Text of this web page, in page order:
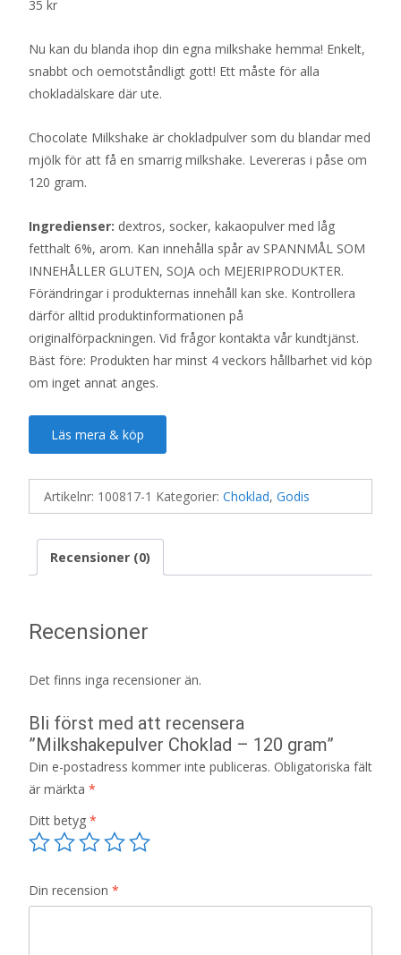
35 kr
Nu kan du blanda ihop din egna milkshake hemma! Enkelt,
snabbt och oemotståndligt gott! Ett måste för alla
chokladälskare där ute.
Chocolate Milkshake är chokladpulver som du blandar med
mjölk för att få en smarrig milkshake. Levereras i påse om
120 gram.
Ingredienser: dextros, socker, kakaopulver med låg
fetthalt 6%, arom. Kan innehålla spår av SPANNMÅL SOM
INNEHÅLLER GLUTEN, SOJA och MEJERIPRODUKTER.
Förändringar i produkternas innehåll kan ske. Kontrollera
därför alltid produktinformationen på
originalförpackningen. Vid frågor kontakta vår kundtjänst.
Bäst före: Produkten har minst 4 veckors hållbarhet vid köp
om inget annat anges.
Läs mera & köp
Artikelnr: 100817-1 Kategorier: Choklad, Godis
Recensioner (0)
Recensioner
Det finns inga recensioner än.
Bli först med att recensera
”Milkshakepulver Choklad – 120 gram”
Din e-postadress kommer inte publiceras. Obligatoriska fält
är märkta *
Ditt betyg *
Din recension *